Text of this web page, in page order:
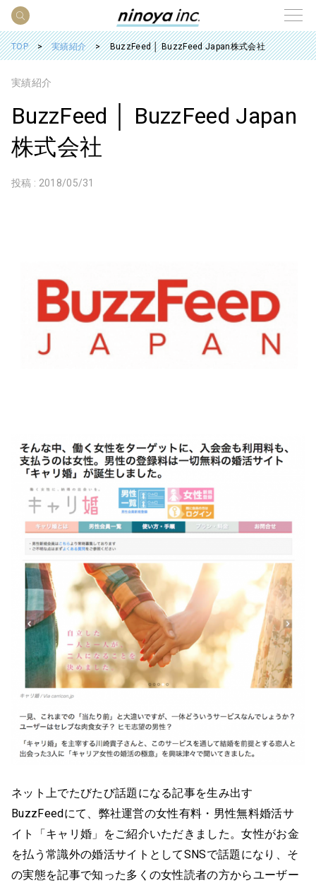
TOP 実績紹介 BuzzFeed │ BuzzFeed Japan株式会社
実績紹介
BuzzFeed │ BuzzFeed Japan
株式会社
投稿 : 2018/05/31
ネット上でたびたび話題になる記事を生み出す
BuzzFeedにて、弊社運営の女性有料・男性無料婚活サ
イト「キャリ婚」をご紹介いただきました。女性がお金
を払う常識外の婚活サイトとしてSNSで話題になり、そ
の実態を記事で知った多くの女性読者の方からユーザー